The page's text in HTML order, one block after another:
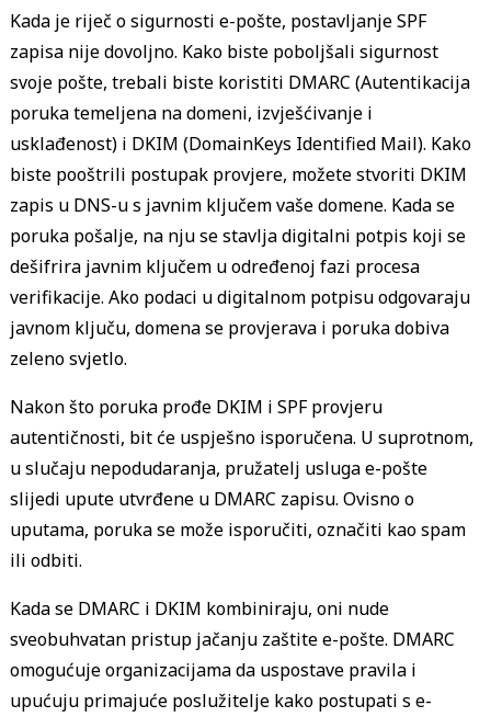
IP address
domain
Kada je riječ o sigurnosti e-pošte, postavljanje SPF
zapisa nije dovoljno. Kako biste poboljšali sigurnost
svoje pošte, trebali biste koristiti DMARC (Autentikacija
poruka temeljena na domeni, izvješćivanje i
usklađenost) i DKIM (DomainKeys Identified Mail). Kako
biste pooštrili postupak provjere, možete stvoriti DKIM
zapis u DNS-u s javnim ključem vaše domene. Kada se
poruka pošalje, na nju se stavlja digitalni potpis koji se
dešifrira javnim ključem u određenoj fazi procesa
verifikacije. Ako podaci u digitalnom potpisu odgovaraju
javnom ključu, domena se provjerava i poruka dobiva
zeleno svjetlo.
Nakon što poruka prođe DKIM i SPF provjeru
autentičnosti, bit će uspješno isporučena. U suprotnom,
u slučaju nepodudaranja, pružatelj usluga e-pošte
slijedi upute utvrđene u DMARC zapisu. Ovisno o
uputama, poruka se može isporučiti, označiti kao spam
ili odbiti.
Kada se DMARC i DKIM kombiniraju, oni nude
sveobuhvatan pristup jačanju zaštite e-pošte. DMARC
omogućuje organizacijama da uspostave pravila i
upućuju primajuće poslužitelje kako postupati s e-